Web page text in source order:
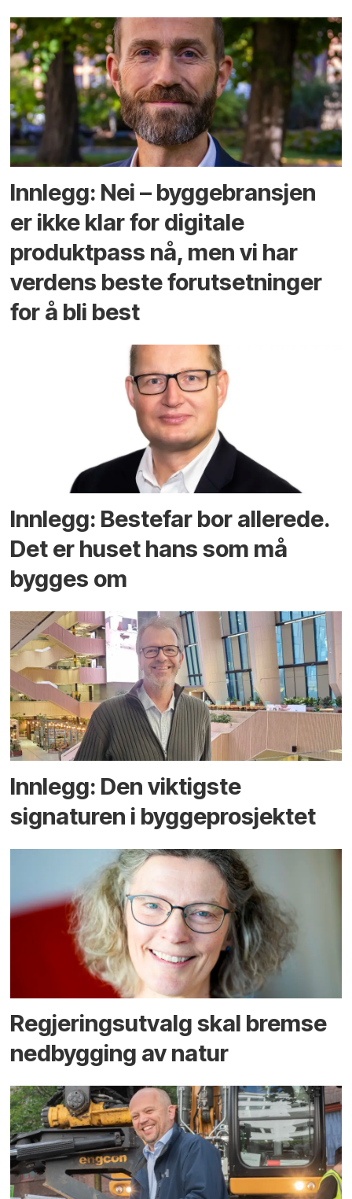
Innlegg: Nei – byggebransjen
er ikke klar for digitale
produktpass nå, men vi har
verdens beste forutsetninger
for å bli best
Innlegg: Bestefar bor allerede.
Det er huset hans som må
bygges om
Innlegg: Den viktigste
signaturen i bygge­­prosjektet
Regjerings­utvalg skal bremse
ned­bygging av natur